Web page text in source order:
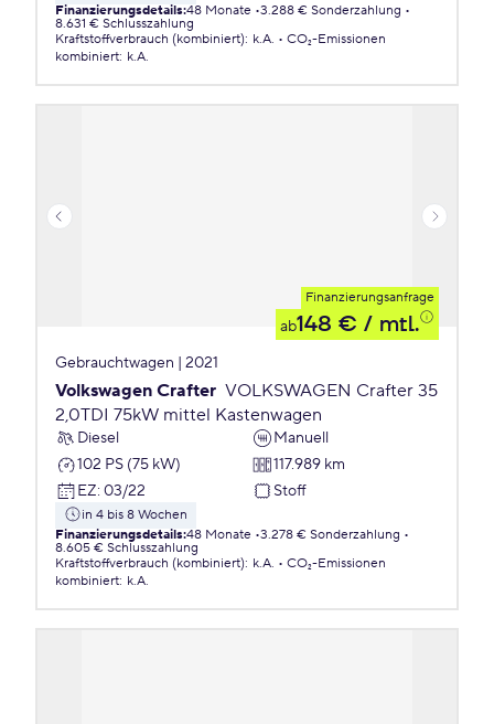
Finanzierungsdetails:48 Monate 3.288 € Sonderzahlung
8.631 € Schlusszahlung
Kraftstoffverbrauch (kombiniert): k.A.
CO₂-Emissionen
kombiniert: k.A.
Finanzierungsanfrage
ab148 € / mtl.
Gebrauchtwagen | 2021
Volkswagen Crafter VOLKSWAGEN Crafter 35
2,0TDI 75kW mittel Kastenwagen
Diesel
Manuell
102 PS (75 kW)
117.989 km
EZ: 03/22 Stoff
in 4 bis 8 Wochen
Finanzierungsdetails:48 Monate 3.278 € Sonderzahlung
8.605 € Schlusszahlung
Kraftstoffverbrauch (kombiniert): k.A.
CO₂-Emissionen
kombiniert: k.A.